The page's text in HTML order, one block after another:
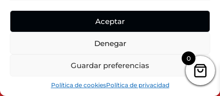
Aceptar
Denegar
Guardar preferencias
Política de cookiesPolítica de privacidad
€14,50
hasta
€25,90
Puedes realizar tu pedido dentro de
24 Minutes 24 Seconds
Hide Message
0